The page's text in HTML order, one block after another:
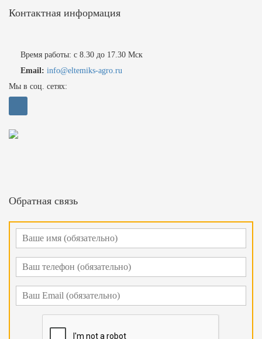
Контактная информация
Время работы: с 8.30 до 17.30 Мск
Email: info@eltemiks-agro.ru
Мы в соц. сетях:
Обратная связь